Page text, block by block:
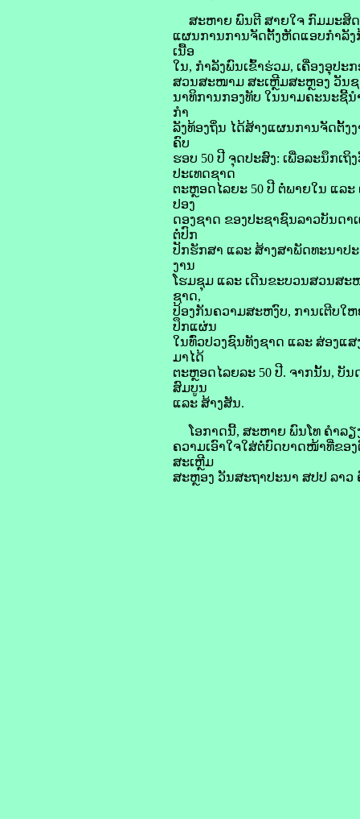
ສະຫາຍ ພົນຕີ ສາຍໃຈ ກົມມະສິດ
ແຜນການການຈັດຕັັ້ງຫັດແອບກໍາລັ
ເນື້ອ
ໃນ, ກໍາລັງພົນເຂົ້າຮ່ວມ, ເຄື່ອງອຸປ
ສວນສະໜາມ ສະເຫຼີມສະຫຼອງ ວັນຊ
ນາທິການກອງທັບ ໃນນາມຄະນະຊີ້
ກໍາ
ລັງທ້ອງຖິ່ນ ໄດ້ສ້າງແຜນການຈັດຕັ້
ຄົບ
ຮອບ 50 ປີ ຈຸດປະສົງ: ເພື່ອລະນຶກເ
ປະເທດຊາດ
ຕະຫຼອດໄລຍະ 50 ປີ ຕໍ່ພາຍໃນ ແລະ
ປອງ
ດອງຊາດ ຂອງປະຊາຊົນລາວບັນດ
ຕໍ່ປົກ
ປັກຮັກສາ ແລະ ສ້າງສາພັດທະນາປ
ງານ
ໂຮມຊຸມ ແລະ ເດີນຂະບວນສວນສະ
ຊາດ,
ປ້ອງກັນຄວາມສະຫງົບ, ການເຕີບໃ
ປຶກແຜ່ນ
ໃນທົ່ວປວງຊົນທັງຊາດ ແລະ ສ່ອງແ
ມາໄດ້
ຕະຫຼອດໄລຍລະ 50 ປີ. ຈາກນັ້ນ, ບັ
ສົມບູນ
ແລະ ສ້າງສັນ.
ໂອກາດນີ້, ສະຫາຍ ພົນໂທ ຄໍາລຽ
ຄວາມເອົາໃຈໃສ່ຕໍ່ບົດບາດໜ້າທີ່ຂອ
ສະເຫຼີມ
ສະຫຼອງ ວັນສະຖາປະນາ ສປປ ລາ